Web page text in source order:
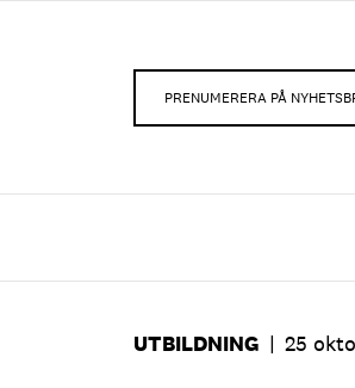
PRENUMERERA PÅ
UTBILDNING | 25